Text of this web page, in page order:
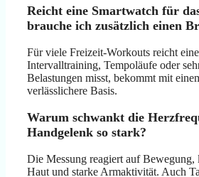
Reicht eine Smartwatch für
brauche ich zusätzlich einen
Für viele Freizeit-Workouts reicht
Intervalltraining, Tempoläufe oder
Belastungen misst, bekommt mit
verlässlichere Basis.
Warum schwankt die
Handgelenk so stark?
Die Messung reagiert auf Bewegung,
Haut und starke Armaktivität. Auch